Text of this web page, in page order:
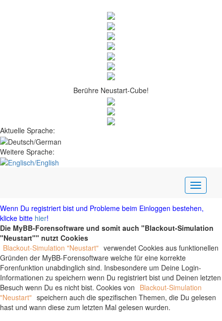
Berühre Neustart-Cube!
Aktuelle Sprache:
Weitere Sprache:
Wenn Du registriert bist und Probleme beim Einloggen bestehen,
klicke bitte hier!
Die MyBB-Forensoftware und somit auch "Blackout-Simulation
"Neustart"" nutzt Cookies
Blackout-Simulation "Neustart" verwendet Cookies aus funktionellen
Gründen der MyBB-Forensoftware welche für eine korrekte
Forenfunktion unabdinglich sind. Insbesondere um Deine Login-
Informationen zu speichern wenn Du registriert bist und Deinen letzten
Besuch wenn Du es nicht bist. Cookies von Blackout-Simulation
"Neustart" speichern auch die spezifischen Themen, die Du gelesen
hast und wann diese zum letzten Mal gelesen wurden.